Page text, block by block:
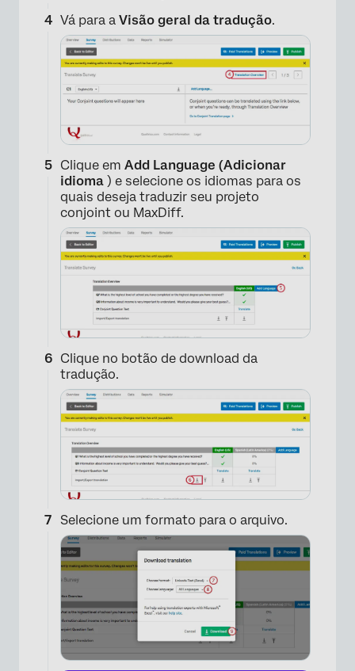
×
×
Vá para a Visão geral da tradução.
Clique em Add Language (Adicionar
idioma ) e selecione os idiomas para os
quais deseja traduzir seu projeto
conjoint ou MaxDiff.
Clique no botão de download da
tradução.
Selecione um formato para o arquivo.